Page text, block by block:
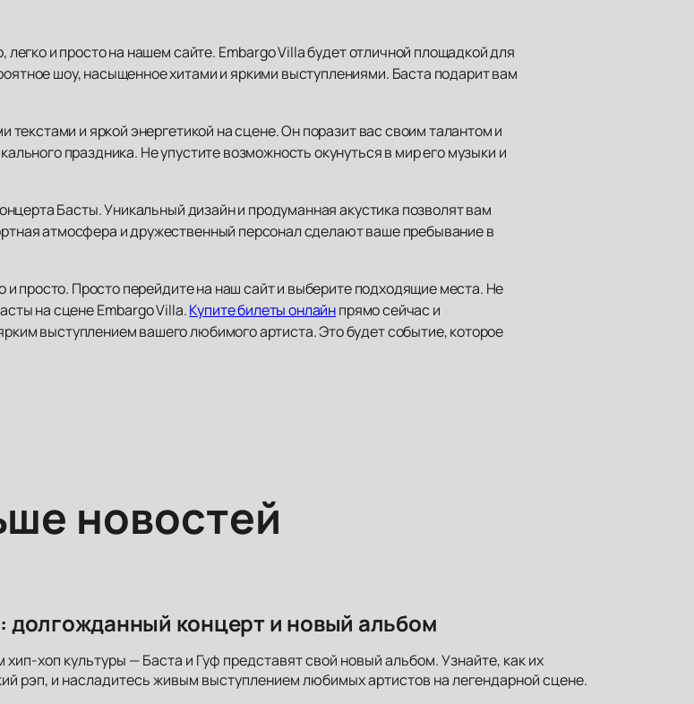
и просто на нашем сайте. Embargo Villa будет отличной площадкой для
шоу, насыщенное хитами и яркими выступлениями. Баста подарит вам
текстами и яркой энергетикой на сцене. Он поразит вас своим талантом и
праздника. Не упустите возможность окунуться в мир его музыки и
Басты. Уникальный дизайн и продуманная акустика позволят вам
атмосфера и дружественный персонал сделают ваше пребывание в
и просто. Просто перейдите на наш сайт и выберите подходящие места. Не
на сцене Embargo Villa.Купите билеты онлайнпрямо сейчас и
выступлением вашего любимого артиста. Это будет событие, которое
новостей
долгожданный концерт и новый альбом
хоп культуры — Баста и Гуф представят свой новый альбом. Узнайте, как их
рэп, и насладитесь живым выступлением любимых артистов на легендарной сцене.